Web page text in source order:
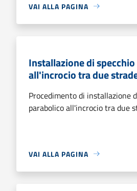
VAI ALLA PAGINA
Installazione di
all'incrocio tra due
Procedimento di installazione
parabolico all'incrocio tra due
VAI ALLA PAGINA